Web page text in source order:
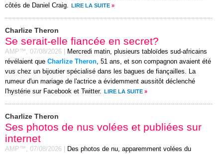
côtés de Daniel Craig.
LIRE LA SUITE »
Charlize Theron
Se serait-elle fiancée en secret?
AMP™, 07/08/2026
Mercredi matin, plusieurs tabloïdes sud-africains
révélaient que Charlize Theron, 51 ans, et son compagnon avaient été
vus chez un bijoutier spécialisé dans les bagues de fiançailles. La
rumeur d'un mariage de l'actrice a évidemment aussitôt déclenché
l'hystérie sur Facebook et Twitter.
LIRE LA SUITE »
Charlize Theron
Ses photos de nus volées et publiées sur
internet
AMP™, 07/08/2026
Des photos de nu, apparemment volées du